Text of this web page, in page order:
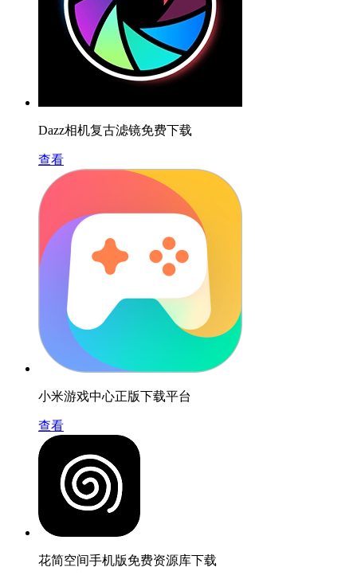
Dazz相机复古滤镜免费下载
查看
小米游戏中心正版下载平台
查看
花简空间手机版免费资源库下载